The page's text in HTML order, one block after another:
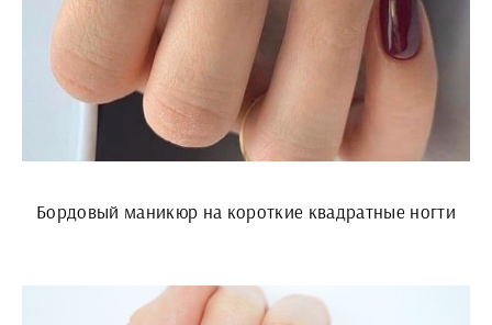
Бордовый маникюр на короткие квадратные ногти